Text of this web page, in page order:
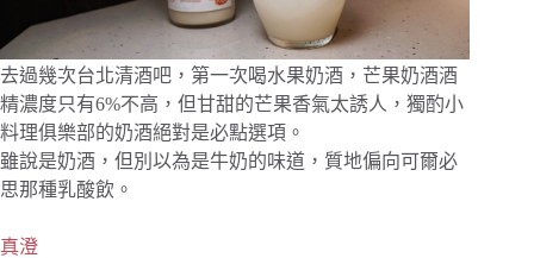
去過幾次台北清酒吧，第一次喝水果奶酒，芒果奶酒酒
精濃度只有6%不高，但甘甜的芒果香氣太誘人，獨酌小
料理俱樂部的奶酒絕對是必點選項。
雖說是奶酒，但別以為是牛奶的味道，質地偏向可爾必
思那種乳酸飲。
真澄